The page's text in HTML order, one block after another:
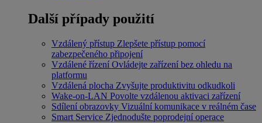
Další případy použití
Vzdálený přístup Zlepšete přístup pomocí
zabezpečeného připojení
Vzdálené řízení Ovládejte zařízení bez ohledu na
platformu
Vzdálená plocha Zvyšujte produktivitu odkudkoli
Wake-on-LAN Povolte vzdálenou aktivaci zařízení
Sdílení obrazovky Vizuální komunikace v reálném čase
Smart Service Zjednodušte poprodejní operace